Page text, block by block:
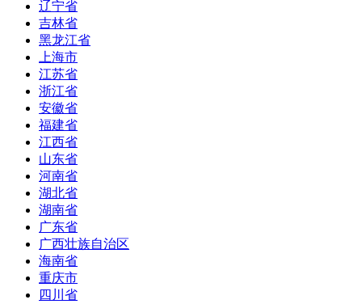
辽宁省
吉林省
黑龙江省
上海市
江苏省
浙江省
安徽省
福建省
江西省
山东省
河南省
湖北省
湖南省
广东省
广西壮族自治区
海南省
重庆市
四川省